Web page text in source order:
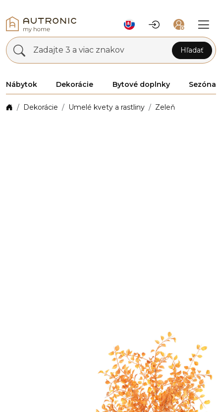
Zadajte 3 a viac znakov Hľadať
Nábytok Dekorácie Bytové doplnky Sezóna
Dekorácie Umelé kvety a rastliny Zeleň